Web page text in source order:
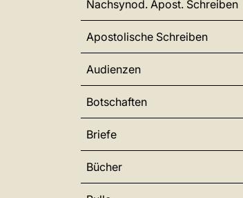
Nachsynod. Apost. Schreiben
Apostolische Schreiben
Audienzen
Botschaften
Briefe
Bücher